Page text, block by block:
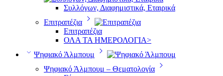
Συλλόγων, Διαφημιστικά, Εταιρικά
Επιτραπέζια
Επιτραπέζια
ΟΛΑ ΤΑ ΗΜΕΡΟΛΟΓΙΑ>
Ψηφιακό Άλμπουμ
Ψηφιακό Άλμπουμ – Θεματολογία